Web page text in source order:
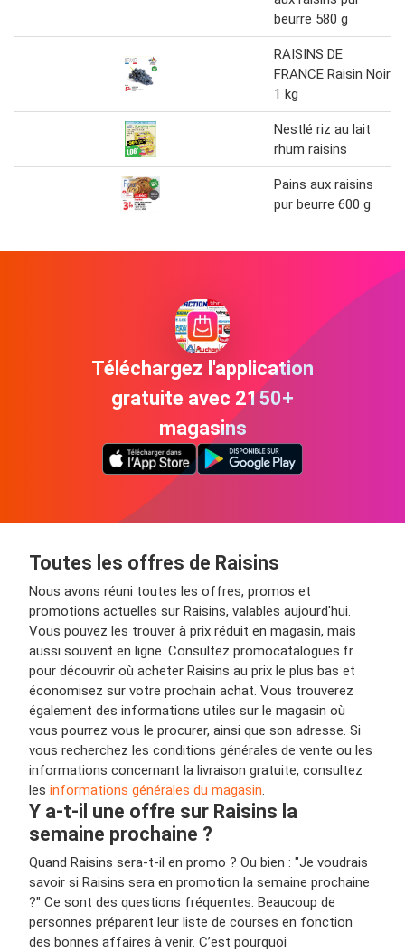
beurre 580 g
RAISINS DE
FRANCE Raisin Noir
1 kg
Nestlé riz au lait
rhum raisins
Pains aux raisins
pur beurre 600 g
Téléchargez l'application
gratuite avec 2150+
magasins
Toutes les offres de Raisins
Nous avons réuni toutes les offres, promos et
promotions actuelles sur Raisins, valables aujourd'hui.
Vous pouvez les trouver à prix réduit en magasin, mais
aussi souvent en ligne. Consultez promocatalogues.fr
pour découvrir où acheter Raisins au prix le plus bas et
économisez sur votre prochain achat. Vous trouverez
également des informations utiles sur le magasin où
vous pourrez vous le procurer, ainsi que son adresse. Si
vous recherchez les conditions générales de vente ou les
informations concernant la livraison gratuite, consultez
les informations générales du magasin.
Y a-t-il une offre sur Raisins la
semaine prochaine ?
Quand Raisins sera-t-il en promo ? Ou bien : "Je voudrais
savoir si Raisins sera en promotion la semaine prochaine
?" Ce sont des questions fréquentes. Beaucoup de
personnes préparent leur liste de courses en fonction
des bonnes affaires à venir. C’est pourquoi